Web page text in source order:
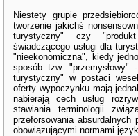
Niestety grupie
tworzenie jakichś
turystyczny" czy
świadczącego usługi dla
"nieekonomiczna", kiedy
sposób tzw.
turystyczny" w postaci
oferty wypoczynku mają
nabierają cech usług
stawiania terminologii
przeforsowania
obowiązującymi normami